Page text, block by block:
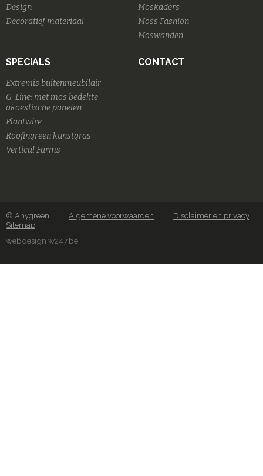
Design
Decoratief materiaal
Moskaders
Moss Fashion
Moswanden
SPECIALS
Extremis buitenmeubilair
G-Line: met mos bedekte
akoestische panelen
Plantwire
Roofingreen kunstgras
Vertical Farms
CONTACT
© Anygreen Algemene voorwaarden
Disclaimer en privacy
Sitemap
webdesign w247.be